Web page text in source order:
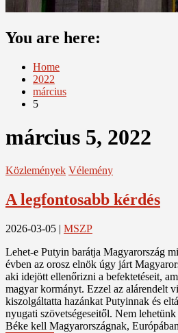
You are here:
Home
2022
március
5
március 5, 2022
Közlemények Vélemény
A legfontosabb kérdés
2026-03-05 | MSZP
Lehet-e Putyin barátja Magyarország
évben az orosz elnök úgy járt
aki idejött ellenőrizni a befektetéseit,
magyar kormányt. Ezzel az alárendelt
kiszolgáltatta hazánkat Putyinnak és
nyugati szövetségeseitől. Nem
Béke kell Magyarországnak,